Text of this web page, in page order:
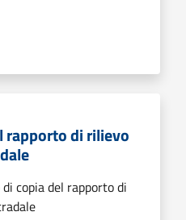
rapporto di rilievo
copia del rapporto di